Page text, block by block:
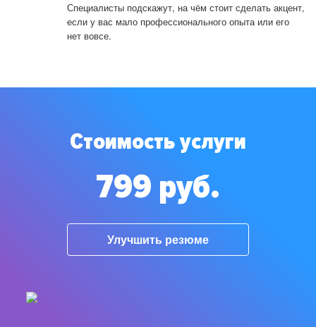
Специалисты подскажут, на чём стоит сделать акцент,
если у вас мало профессионального опыта или его
нет вовсе.
Стоимость услуги
799 руб.
Улучшить резюме